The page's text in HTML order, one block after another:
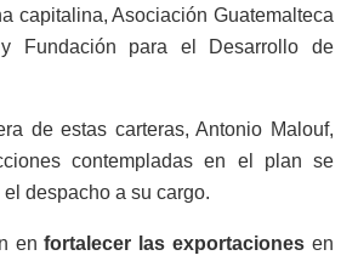
capitalina, Asociación Guatemalteca
Fundación para el Desarrollo de
de estas carteras, Antonio Malouf,
contempladas en el plan se
despacho a su cargo.
en fortalecer las exportaciones en